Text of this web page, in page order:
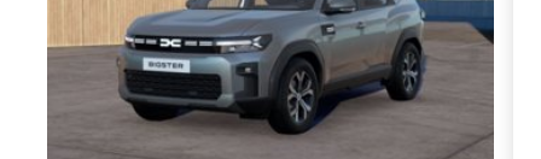
sistema multimediale openR link 10.4" con Google integrato
volante in pelle